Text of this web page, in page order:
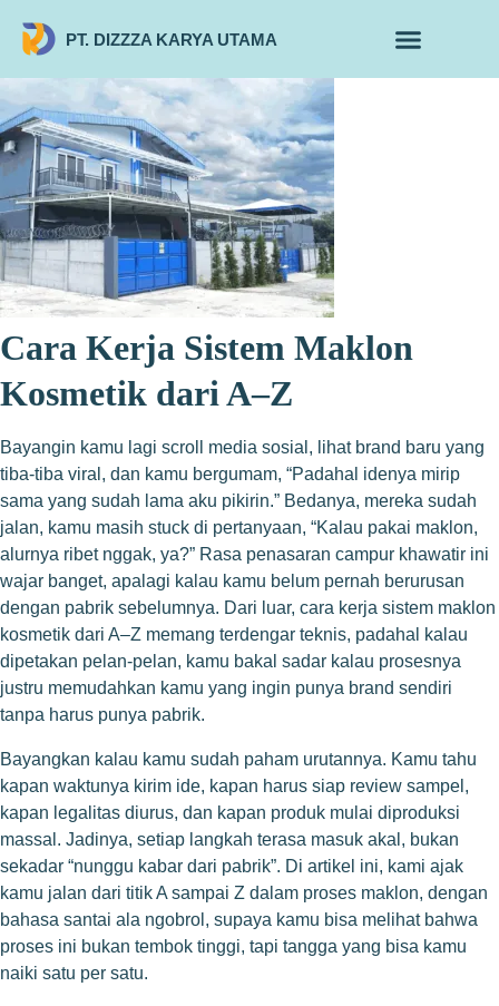
PT. DIZZZA KARYA UTAMA
Cara Kerja Sistem Maklon
Kosmetik dari A–Z
Bayangin kamu lagi scroll media sosial, lihat brand baru yang
tiba-tiba viral, dan kamu bergumam, “Padahal idenya mirip
sama yang sudah lama aku pikirin.” Bedanya, mereka sudah
jalan, kamu masih stuck di pertanyaan, “Kalau pakai maklon,
alurnya ribet nggak, ya?” Rasa penasaran campur khawatir ini
wajar banget, apalagi kalau kamu belum pernah berurusan
dengan pabrik sebelumnya. Dari luar, cara kerja sistem maklon
kosmetik dari A–Z memang terdengar teknis, padahal kalau
dipetakan pelan-pelan, kamu bakal sadar kalau prosesnya
justru memudahkan kamu yang ingin punya brand sendiri
tanpa harus punya pabrik.
Bayangkan kalau kamu sudah paham urutannya. Kamu tahu
kapan waktunya kirim ide, kapan harus siap review sampel,
kapan legalitas diurus, dan kapan produk mulai diproduksi
massal. Jadinya, setiap langkah terasa masuk akal, bukan
sekadar “nunggu kabar dari pabrik”. Di artikel ini, kami ajak
kamu jalan dari titik A sampai Z dalam proses maklon, dengan
bahasa santai ala ngobrol, supaya kamu bisa melihat bahwa
proses ini bukan tembok tinggi, tapi tangga yang bisa kamu
naiki satu per satu.